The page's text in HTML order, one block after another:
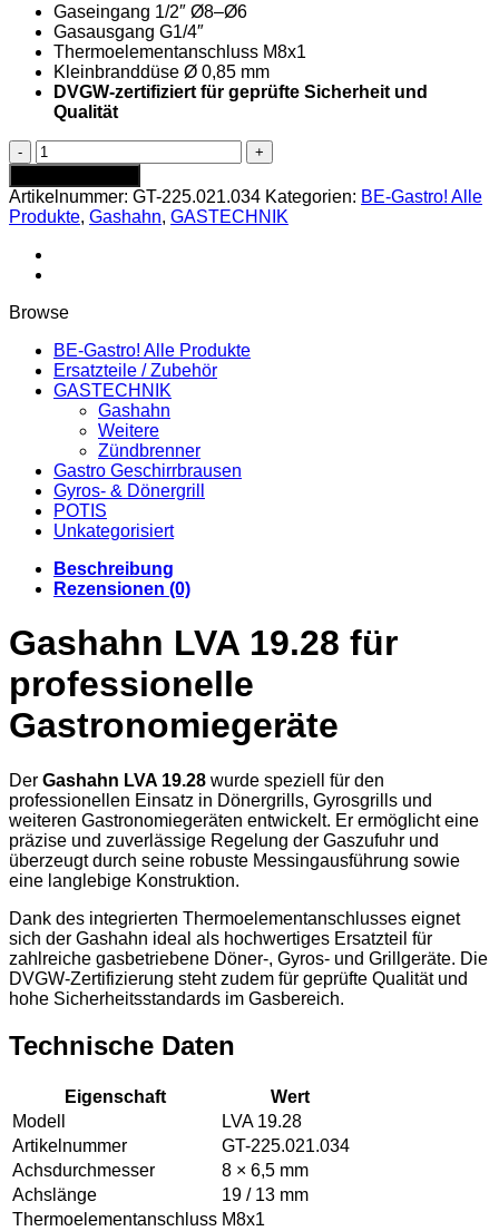
Gaseingang 1/2″ Ø8–Ø6
Gasausgang G1/4″
Thermoelementanschluss M8x1
Kleinbranddüse Ø 0,85 mm
DVGW-zertifiziert für geprüfte Sicherheit und
Qualität
Gashahn
LVA
19.28
-
GT-
225.021.034
Menge
Artikelnummer: GT-225.021.034 Kategorien: BE-Gastro! Alle
Produkte, Gashahn, GASTECHNIK
Browse
BE-Gastro! Alle Produkte
Ersatzteile / Zubehör
GASTECHNIK
Gashahn
Weitere
Zündbrenner
Gastro Geschirrbrausen
Gyros- & Dönergrill
POTIS
Unkategorisiert
Beschreibung
Rezensionen (0)
Gashahn LVA 19.28 für
professionelle
Gastronomiegeräte
Der Gashahn LVA 19.28 wurde speziell für den
professionellen Einsatz in Dönergrills, Gyrosgrills und
weiteren Gastronomiegeräten entwickelt. Er ermöglicht eine
präzise und zuverlässige Regelung der Gaszufuhr und
überzeugt durch seine robuste Messingausführung sowie
eine langlebige Konstruktion.
Dank des integrierten Thermoelementanschlusses eignet
sich der Gashahn ideal als hochwertiges Ersatzteil für
zahlreiche gasbetriebene Döner-, Gyros- und Grillgeräte. Die
DVGW-Zertifizierung steht zudem für geprüfte Qualität und
hohe Sicherheitsstandards im Gasbereich.
Technische Daten
Eigenschaft
Wert
Modell
LVA 19.28
Artikelnummer
GT-225.021.034
Achsdurchmesser
8 × 6,5 mm
Achslänge
19 / 13 mm
Thermoelementanschluss M8x1